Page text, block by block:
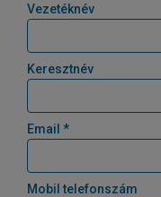
Vezetéknév
Keresztnév
Email *
Mobil telefonszám